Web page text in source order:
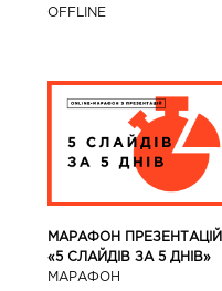
OFFLINE
МАРАФОН ПРЕЗЕНТАЦІЙ
«5 СЛАЙДІВ ЗА 5 ДНІВ»
МАРАФОН